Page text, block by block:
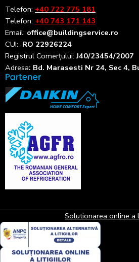
Telefon: +40 722 775 181
Telefon: +40 743 171 143
Email: office@buildingservice.ro
CUI: RO 22926224
Registrul Comerțului:J40/23454/2007
Adresa: Bd. Marasesti Nr 24, Sec 4,
Solutionarea online a